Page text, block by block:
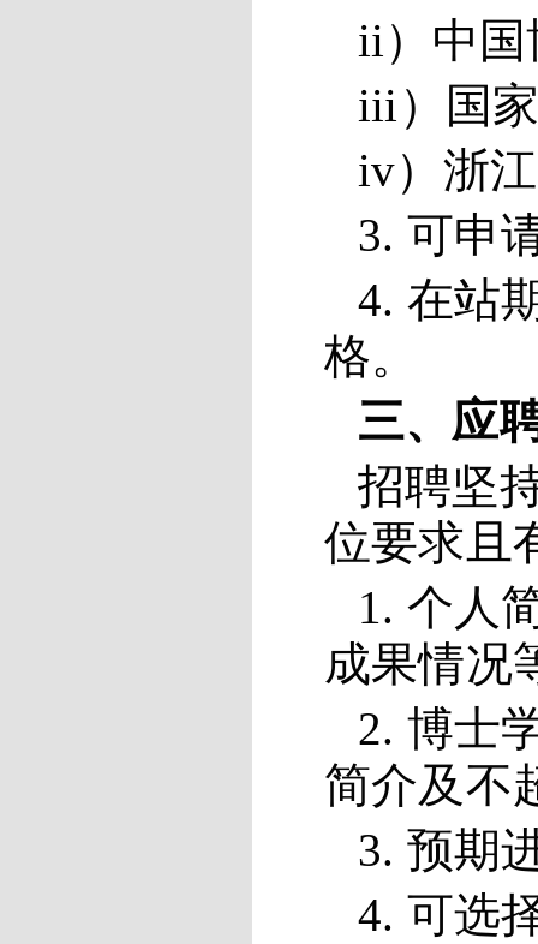
ii）中国
iii）
国
iv） 浙
3. 可申
4. 在站
格。
三、应
招聘坚
位要求且
1. 个人
成果情况
2. 博士
简介及不
3. 预期
4. 可选